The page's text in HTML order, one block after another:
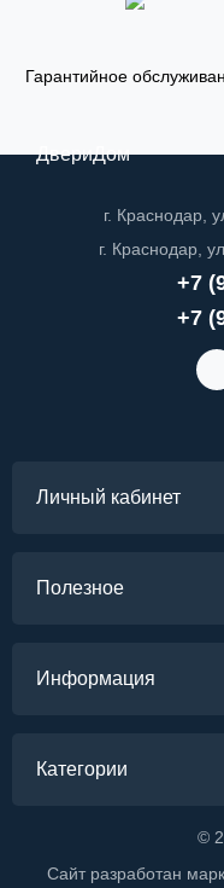
Гарантийное
ДвериДом
г. Краснодар,
г. Краснодар,
+7
+7
Личный кабинет
Полезное
Информация
Категории
©
Сайт разработан